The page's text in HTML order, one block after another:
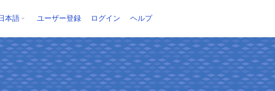
本語 ユーザー登録 ログイン ヘルプ